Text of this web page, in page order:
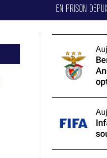
EN PRISON